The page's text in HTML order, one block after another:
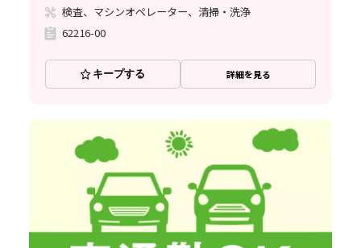
検査、マシンオペレーター、清掃・洗浄
62216-00
キープする 詳細を見る